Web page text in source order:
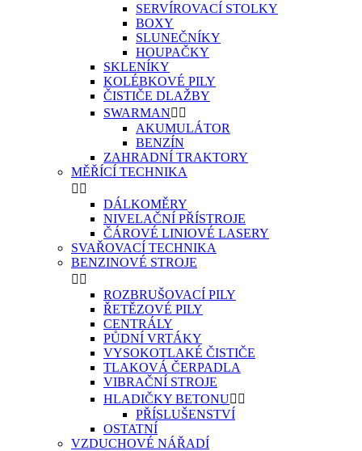
SERVÍROVACÍ STOLKY
BOXY
SLUNEČNÍKY
HOUPAČKY
SKLENÍKY
KOLÉBKOVÉ PILY
ČISTIČE DLAŽBY
SWARMAN 
AKUMULÁTOR
BENZÍN
ZAHRADNÍ TRAKTORY
MĚŘÍCÍ TECHNIKA
 
DÁLKOMĚRY
NIVELAČNÍ PŘÍSTROJE
ČÁROVÉ LINIOVÉ LASERY
SVAŘOVACÍ TECHNIKA
BENZINOVÉ STROJE
 
ROZBRUŠOVACÍ PILY
ŘETĚZOVÉ PILY
CENTRÁLY
PŮDNÍ VRTÁKY
VYSOKOTLAKÉ ČISTIČE
TLAKOVÁ ČERPADLA
VIBRAČNÍ STROJE
HLADIČKY BETONU 
PŘÍSLUŠENSTVÍ
OSTATNÍ
VZDUCHOVÉ NÁŘADÍ